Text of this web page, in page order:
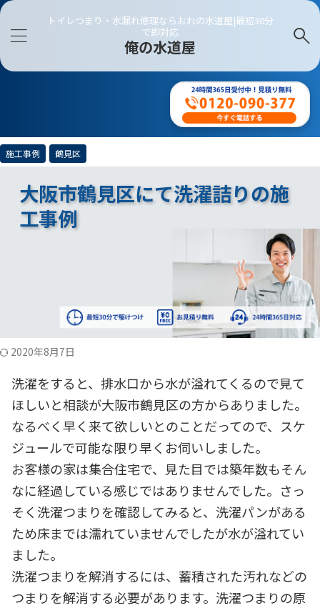
トイレつまり・水漏れ修理ならおれの水道屋|最短30分
で即対応
俺の水道屋
施工事例 鶴見区
大阪市鶴見区にて洗濯詰りの施
工事例
2020年8月7日
洗濯をすると、排水口から水が溢れてくるので見て
ほしいと相談が大阪市鶴見区の方からありました。
なるべく早く来て欲しいとのことだってので、スケ
ジュールで可能な限り早くお伺いしました。
お客様の家は集合住宅で、見た目では築年数もそん
なに経過している感じではありませんでした。さっ
そく洗濯つまりを確認してみると、洗濯パンがある
ため床までは濡れていませんでしたが水が溢れてい
ました。
洗濯つまりを解消するには、蓄積された汚れなどの
つまりを解消する必要があります。洗濯つまりの原